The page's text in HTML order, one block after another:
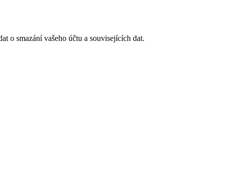
o smazání vašeho účtu a souvisejících dat.